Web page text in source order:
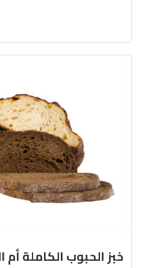
خبز الحبوب الكاملة أم